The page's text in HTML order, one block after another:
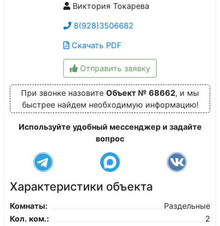
Виктория Токарева
8(928)3506682
Скачать PDF
Отправить заявку
При звонке назовите Объект № 68662, и мы
быстрее найдем необходимую информацию!
Используйте удобный мессенджер и задайте
вопрос
Характеристики объекта
Комнаты:
Раздельные
Кол. ком.:
2